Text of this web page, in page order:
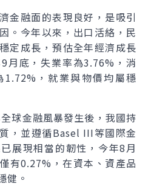
金融面的表現良好，是吸引
。今年以來，出口活絡，民
定成長，預估全年經濟成長
月底，失業率為3.76%，消
，就業與物價均屬穩
球金融風暴發生後，我國持
，並遵循Basel III等國際金
展現相當的韌性，今年8月
有0.27%，在資本、資產品
健。